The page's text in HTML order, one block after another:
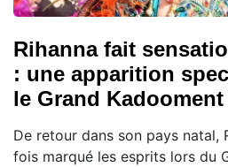
Rihanna fait
: une apparition
le Grand Kadooment
De retour dans son pays natal,
fois marqué les esprits lors du